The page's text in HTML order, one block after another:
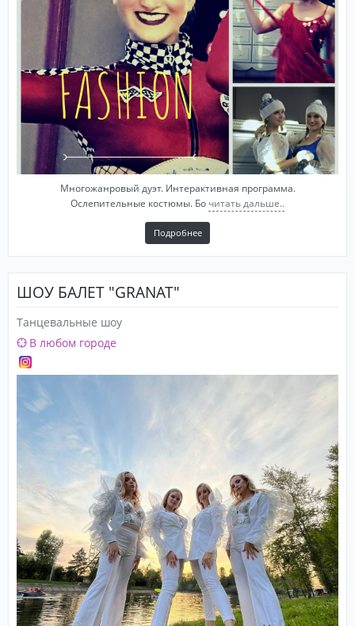
Многожанровый дуэт. Интерактивная программа.
Ослепительные костюмы. Бо читать дальше..
Подробнее
ШОУ БАЛЕТ "GRANAT"
Танцевальные шоу
В любом городе